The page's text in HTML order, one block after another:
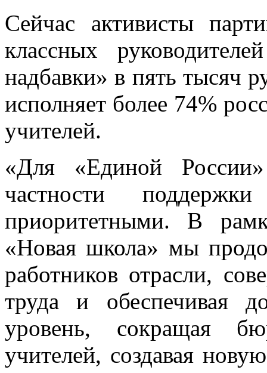
Сейчас активисты
классных
надбавки» в пять тысяч
исполняет более 74%
учителей.
«Для «Единой
частности
приоритетными. В
«Новая школа» мы
работников отрасли,
труда и обеспечивая
уровень, сокращая
учителей, создавая